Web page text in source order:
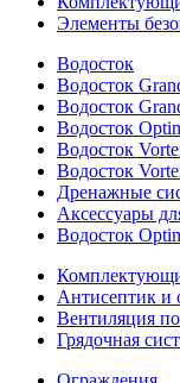
Элементы
Водосток
Водосток
Водосток
Водосток
Водосток
Водосток
Дренажные
Аксессуары
Водосток
Антисептик и
Вентиляция
Грядочная